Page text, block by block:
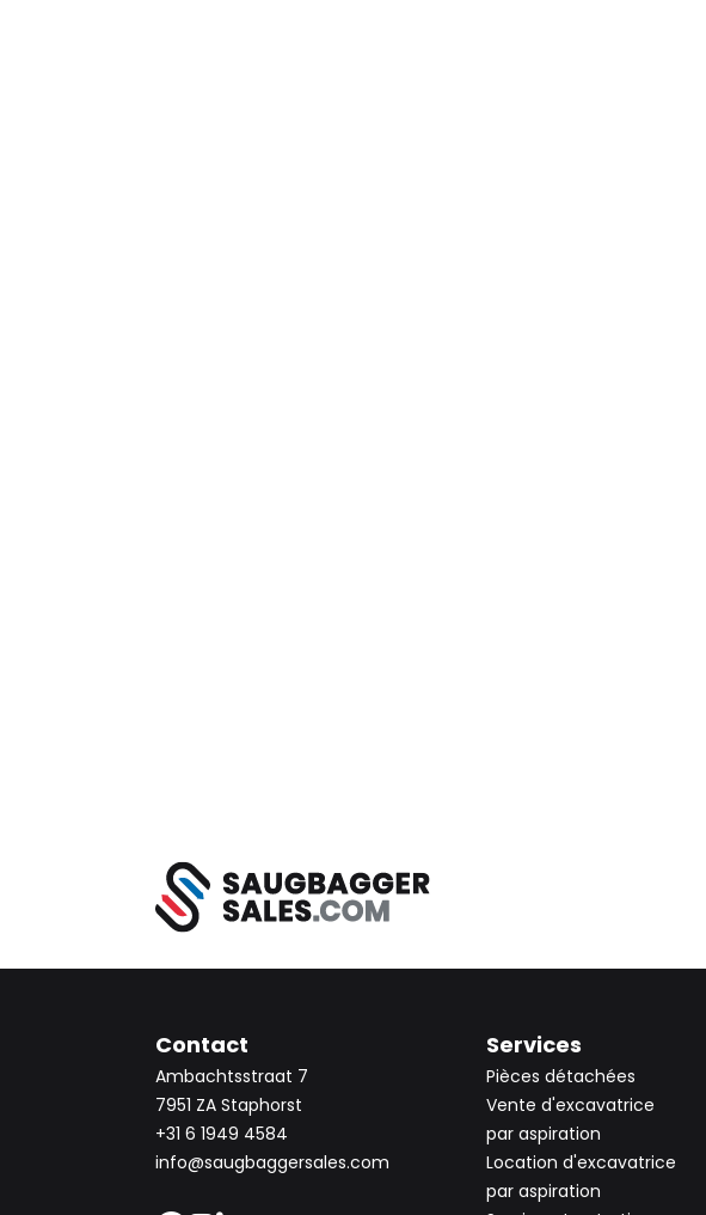
Contact
Ambachtsstraat 7
7951 ZA Staphorst
+31 6 1949 4584
info@saugbaggersales.com
Services
Pièces détachées
Vente d'excavatrice
par aspiration
Location d'excavatrice
par aspiration